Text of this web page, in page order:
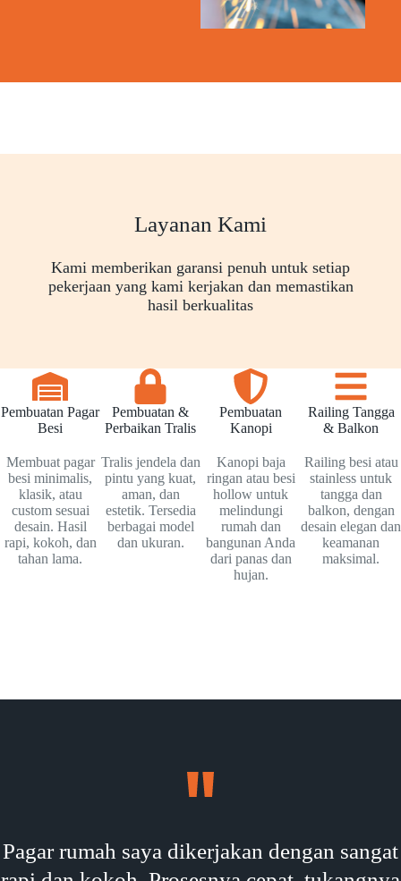
Layanan Kami
Kami memberikan garansi penuh untuk setiap
pekerjaan yang kami kerjakan dan memastikan
hasil berkualitas
Pembuatan Pagar
Besi
Membuat pagar
besi minimalis,
klasik, atau
custom sesuai
desain. Hasil
rapi, kokoh, dan
tahan lama.
Pembuatan &
Perbaikan Tralis
Tralis jendela dan
pintu yang kuat,
aman, dan
estetik. Tersedia
berbagai model
dan ukuran.
Pembuatan
Kanopi
Kanopi baja
ringan atau besi
hollow untuk
melindungi
rumah dan
bangunan Anda
dari panas dan
hujan.
Railing Tangga
& Balkon
Railing besi atau
stainless untuk
tangga dan
balkon, dengan
desain elegan dan
keamanan
maksimal.
Pagar rumah saya dikerjakan dengan sangat